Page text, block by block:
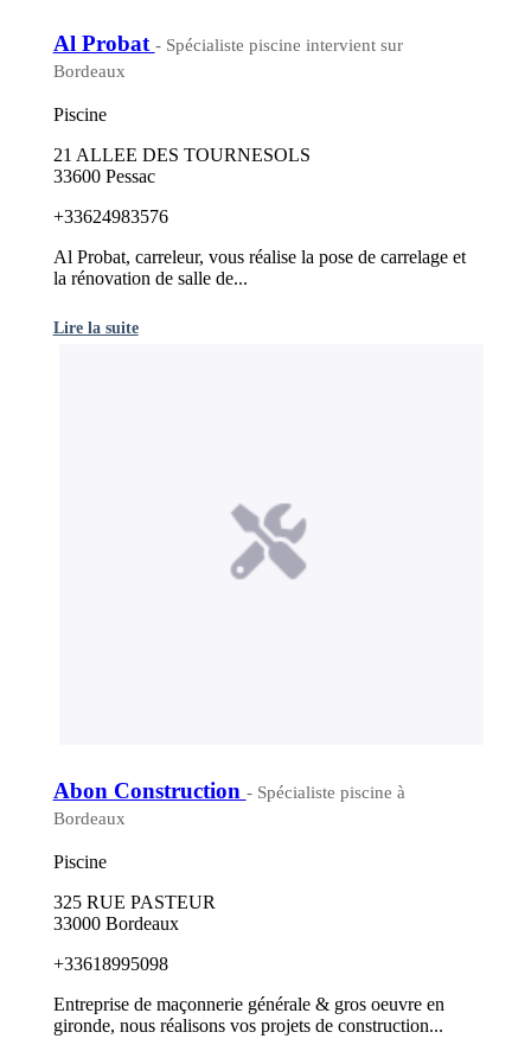
Al Probat - Spécialiste piscine intervient sur
Bordeaux
Piscine
21 ALLEE DES TOURNESOLS
33600 Pessac
+33624983576
Al Probat, carreleur, vous réalise la pose de carrelage et
la rénovation de salle de...
Lire la suite
Abon Construction - Spécialiste piscine à
Bordeaux
Piscine
325 RUE PASTEUR
33000 Bordeaux
+33618995098
Entreprise de maçonnerie générale & gros oeuvre en
gironde, nous réalisons vos projets de construction...